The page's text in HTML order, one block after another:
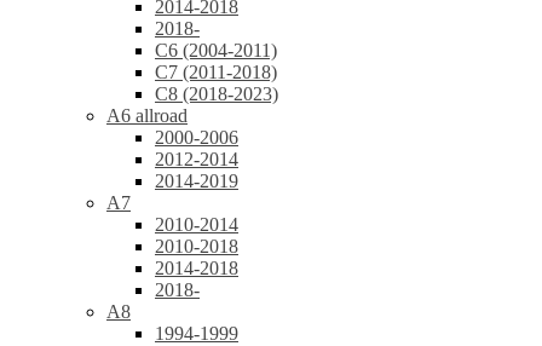
2014-2018
2018-
C6 (2004-2011)
C7 (2011-2018)
C8 (2018-2023)
A6 allroad
2000-2006
2012-2014
2014-2019
A7
2010-2014
2010-2018
2014-2018
2018-
A8
1994-1999